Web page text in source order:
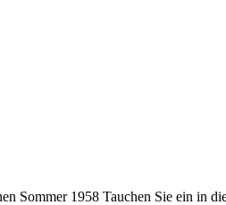
Sommer 1958 Tauchen Sie ein in